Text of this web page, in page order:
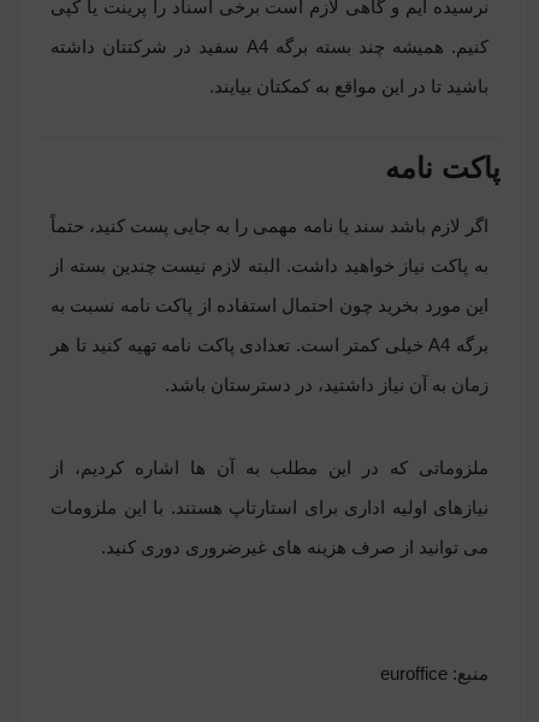
نرسیده ایم و گاهی لازم است برخی اسناد را پرینت یا کپی
کنیم. همیشه چند بسته برگه A4 سفید در شرکتتان داشته
باشید تا در این مواقع به کمکتان بیایند.
پاکت نامه
اگر لازم باشد سند یا نامه مهمی را به جایی پست کنید، حتماً
به پاکت نیاز خواهید داشت. البته لازم نیست چندین بسته از
این مورد بخرید چون احتمال استفاده از پاکت نامه نسبت به
برگه A4 خیلی کمتر است. تعدادی پاکت نامه تهیه کنید تا هر
زمان به آن نیاز داشتید، در دسترستان باشد.
ملزوماتی که در این مطلب به آن ها اشاره کردیم، از
نیازهای اولیه اداری برای استارتاپ هستند. با این ملزومات
می توانید از صرف هزینه های غیرضروری دوری کنید.
منبع: euroffice